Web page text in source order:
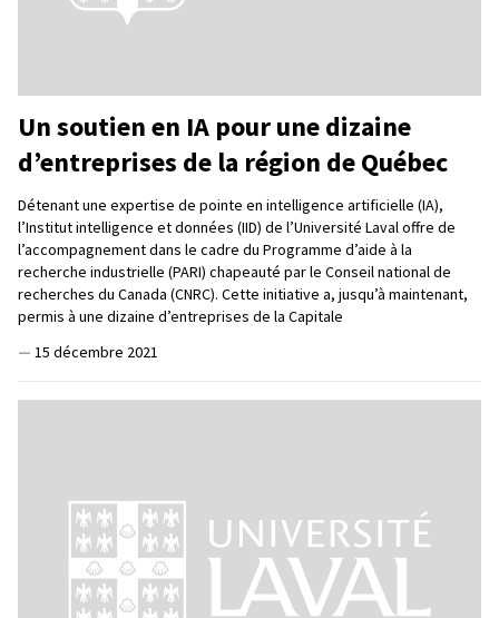
Un soutien en IA pour une dizaine
d’entreprises de la région de Québec
Détenant une expertise de pointe en intelligence artificielle (IA),
l’Institut intelligence et données (IID) de l’Université Laval offre de
l’accompagnement dans le cadre du Programme d’aide à la
recherche industrielle (PARI) chapeauté par le Conseil national de
recherches du Canada (CNRC). Cette initiative a, jusqu’à maintenant,
permis à une dizaine d’entreprises de la Capitale
— 15 décembre 2021